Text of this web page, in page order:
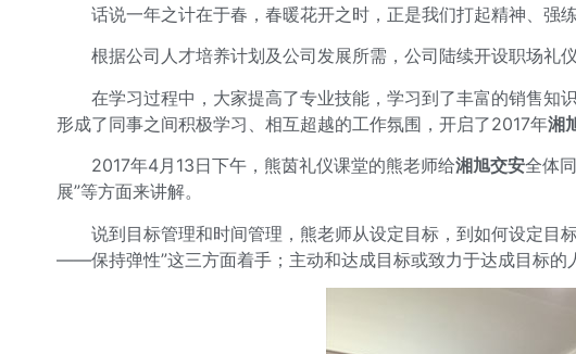
话说一年之计在于春，春暖花开之时，正是我们打起精神、强
根据公司人才培养计划及公司发展所需，公司陆续开设职场礼
在学习过程中，大家提高了专业技能，学习到了丰富的销售知
形成了同事之间积极学习、相互超越的工作氛围，开启了2017年湘
2017年4月13日下午，熊茵礼仪课堂的熊老师给湘旭交安全体
展”等方面来讲解。
说到目标管理和时间管理，熊老师从设定目标，到如何设定
——保持弹性”这三方面着手；主动和达成目标或致力于达成目标的